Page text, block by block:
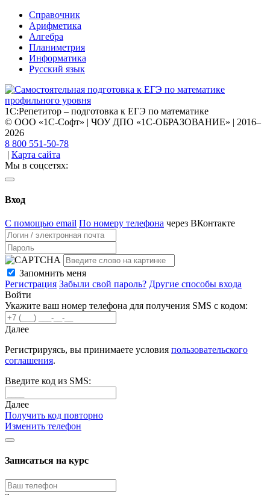
Справочник
Арифметика
Алгебра
Планиметрия
Информатика
Русский язык
1С:Репетитор – подготовка к ЕГЭ по математике
© ООО «1С-Софт» | ЧОУ ДПО «1С-ОБРАЗОВАНИЕ» | 2016–
2026
8 800 551-50-78
| Карта сайта
Мы в соцсетях:
Вход
С помощью email По номеру телефона через ВКонтакте
Запомнить меня
Регистрация Забыли свой пароль? Другие способы входа
Войти
Укажите ваш номер телефона для получения SMS с кодом:
Далее
Регистрируясь, вы принимаете условия пользовательского
соглашения.
Введите код из SMS:
Далее
Получить код повторно
Изменить телефон
Записаться на курс